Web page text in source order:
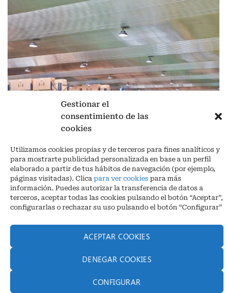
Gestionar el
consentimiento de las
cookies
Utilizamos cookies propias y de terceros para fines analíticos y
para mostrarte publicidad personalizada en base a un perfil
elaborado a partir de tus hábitos de navegación (por ejemplo,
páginas visitadas). Clica para ver cookies para más
información. Puedes autorizar la transferencia de datos a
terceros, aceptar todas las cookies pulsando el botón “Aceptar”,
configurarlas o rechazar su uso pulsando el botón “Configurar”
ACEPTAR COOKIES
DENEGAR COOKIES
CONFIGURAR
Aviso legal|Política de privacidad
Ctra. A-3132, De Aguilar a A-318 por Moriles km 15,5 M.I. (Córdoba)
España
COORDENADAS: Latitud: 37,40 – Longitud -04,58 | Telf. + 34 957 51
30 68
info@infrico.com Infrico SL 2026©. Diseñado porBabait Technology